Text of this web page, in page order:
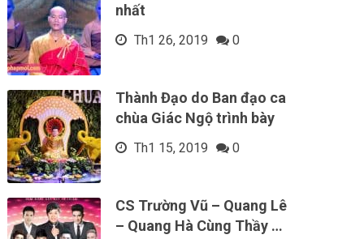
nhất
Th1 26, 2019 0
Thành Đạo do Ban đạo ca
chùa Giác Ngộ trình bày
Th1 15, 2019 0
CS Trường Vũ – Quang Lê
– Quang Hà Cùng Thầy …